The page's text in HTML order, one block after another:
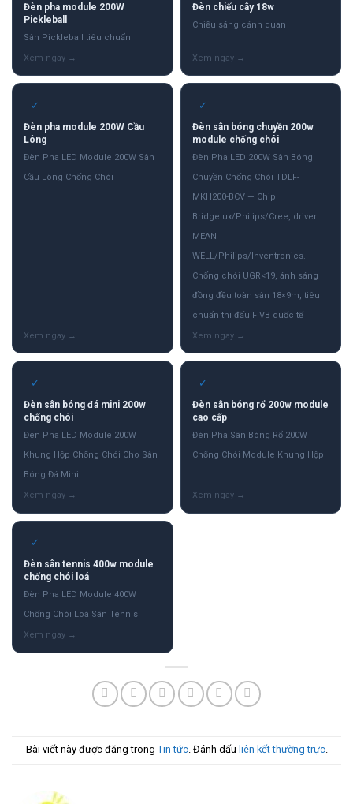
Đèn pha module 200W
Pickleball
Sân Pickleball tiêu chuẩn
Đèn chiếu cây 18w
Chiếu sáng cảnh quan
✓
Đèn pha module 200W Cầu
Lông
Đèn Pha LED Module 200W Sân
Cầu Lông Chống Chói
✓
Đèn sân bóng chuyền 200w
module chống chói
Đèn Pha LED 200W Sân Bóng
Chuyền Chống Chói TDLF-
MKH200-BCV — Chip
Bridgelux/Philips/Cree, driver
MEAN
WELL/Philips/Inventronics.
Chống chói UGR<19, ánh sáng
đồng đều toàn sân 18×9m, tiêu
chuẩn thi đấu FIVB quốc tế
✓
Đèn sân bóng đá mini 200w
chống chói
Đèn Pha LED Module 200W
Khung Hộp Chống Chói Cho Sân
Bóng Đá Mini
✓
Đèn sân bóng rổ 200w module
cao cấp
Đèn Pha Sân Bóng Rổ 200W
Chống Chói Module Khung Hộp
✓
Đèn sân tennis 400w module
chống chói loá
Đèn Pha LED Module 400W
Chống Chói Loá Sân Tennis
Bài viết này được đăng trong Tin tức. Đánh dấu liên kết thường trực.